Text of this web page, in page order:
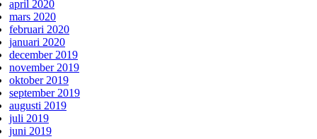
april 2020
mars 2020
februari 2020
januari 2020
december 2019
november 2019
oktober 2019
september 2019
augusti 2019
juli 2019
juni 2019